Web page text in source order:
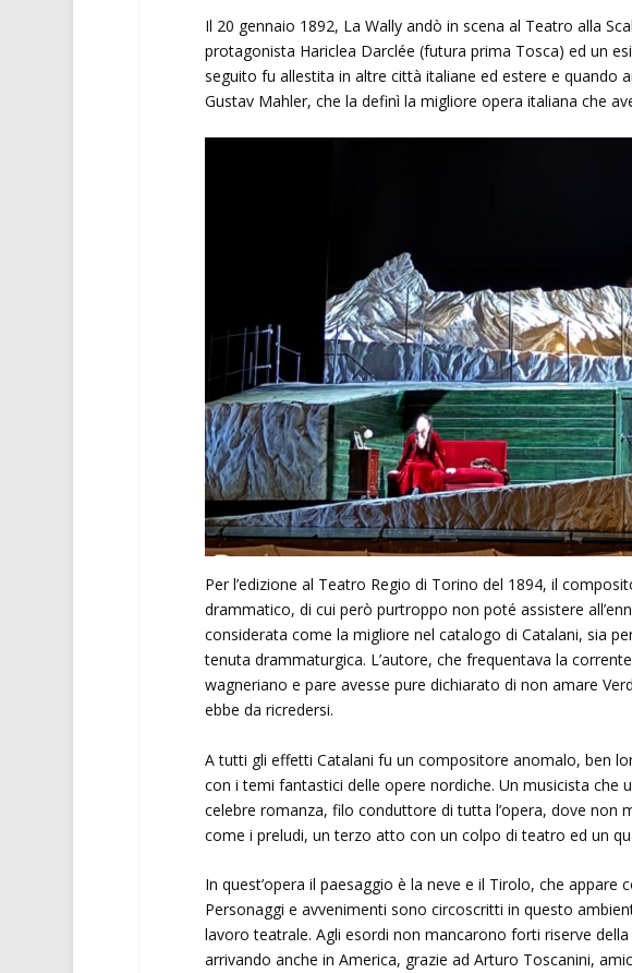
Il 20 gennaio 1892, La Wally andò in scena al Teatro alla
protagonista Hariclea Darclée (futura prima Tosca) ed un
seguito fu allestita in altre città italiane ed estere e quando
Gustav Mahler, che la definì la migliore opera italiana che
Per l’edizione al Teatro Regio di Torino del 1894, il
drammatico, di cui però purtroppo non poté assistere
considerata come la migliore nel catalogo di Catalani, sia
tenuta drammaturgica. L’autore, che frequentava la
wagneriano e pare avesse pure dichiarato di non amare
ebbe da ricredersi.
A tutti gli effetti Catalani fu un compositore anomalo, ben
con i temi fantastici delle opere nordiche. Un musicista che
celebre romanza, filo conduttore di tutta l’opera, dove non
come i preludi, un terzo atto con un colpo di teatro ed un
In quest’opera il paesaggio è la neve e il Tirolo, che appare
Personaggi e avvenimenti sono circoscritti in questo
lavoro teatrale. Agli esordi non mancarono forti riserve
arrivando anche in America, grazie ad Arturo Toscanini,